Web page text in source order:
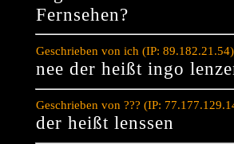
Fernsehen?
Geschrieben von ich (IP:
nee der heißt ingo
Geschrieben von ??? (IP:
der heißt lenssen